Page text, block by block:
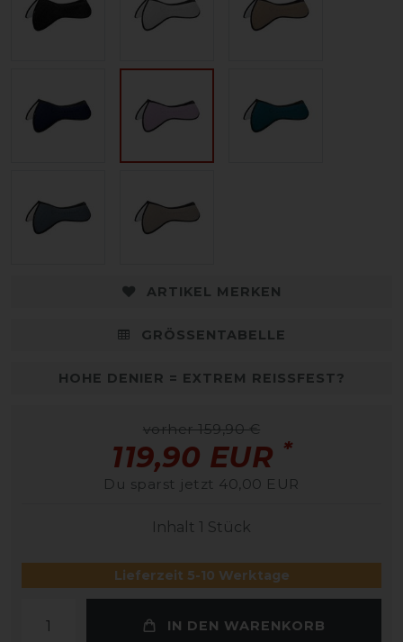
ARTIKEL MERKEN
GRÖSSENTABELLE
HOHE DENIER = EXTREM REISSFEST?
vorher 159,90 €
119,90 EUR *
Du sparst jetzt 40,00 EUR
Inhalt 1 Stück
Lieferzeit 5-10 Werktage
IN DEN WARENKORB